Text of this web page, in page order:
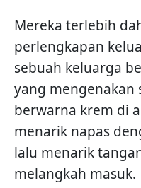
Mereka terlebih
perlengkapan
sebuah keluarga
yang mengenakan
berwarna krem di
menarik napas
lalu menarik
melangkah masuk.